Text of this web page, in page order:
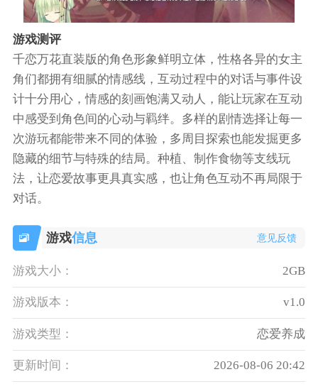
游戏测评
千恋万花直装版的角色形象鲜明立体，性格各异的女主
角们都拥有细腻的情感线，互动过程中的对话与事件设
计十分用心，情感的刻画饱满又动人，能让玩家在互动
中感受到角色间的心动与羁绊。多样的剧情选择让每一
次游玩都能带来不同的体验，多周目探索也能发掘更多
隐藏的细节与特殊的结局。种植、制作食物等支线玩
法，让恋爱故事更具真实感，也让角色互动不再局限于
对话。
游戏信息 意见反馈
游戏大小： 2GB
游戏版本： v1.0
游戏类型： 恋爱养成
更新时间： 2026-08-06 20:42